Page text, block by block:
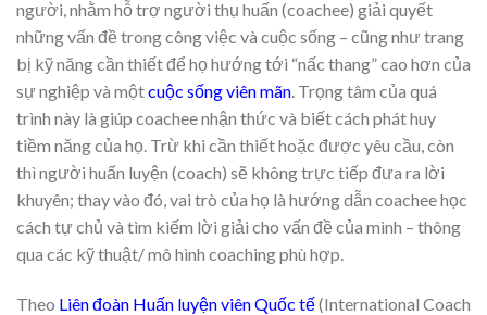
người, nhằm hỗ trợ người thụ huấn (coachee) giải quyết
những vấn đề trong công việc và cuộc sống – cũng như trang
bị kỹ năng cần thiết để họ hướng tới “nấc thang” cao hơn của
sự nghiệp và mộtcuộc sống viên mãn . Trọng tâm của quá
trình này là giúp coachee nhận thức và biết cách phát huy
tiềm năng của họ. Trừ khi cần thiết hoặc được yêu cầu, còn
thì người huấn luyện (coach) sẽ không trực tiếp đưa ra lời
khuyên; thay vào đó, vai trò của họ là hướng dẫn coachee học
cách tự chủ và tìm kiếm lời giải cho vấn đề của mình – thông
qua các kỹ thuật/ mô hình coaching phù hợp.
Theo Liên đoàn Huấn luyện viên Quốc tế(International Coach